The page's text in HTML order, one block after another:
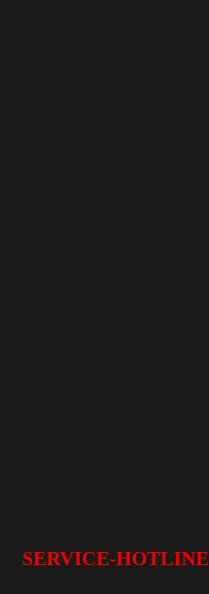
SERVICE-HOTLINE